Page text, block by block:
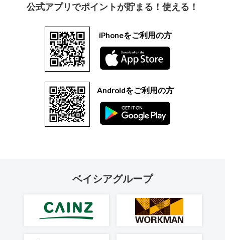
公式アプリでポイントが貯まる！使える！
iPhoneをご利用の方
Androidをご利用の方
ベイシアグループ